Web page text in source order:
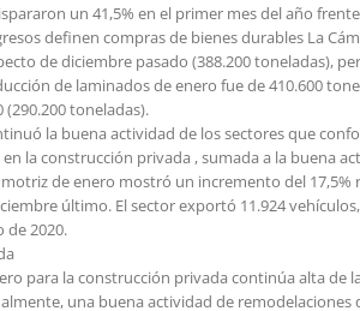
un 41,5% en el primer mes del año
definen compras de bienes durables La
de diciembre pasado (388.200 toneladas),
de laminados de enero fue de 410.600
(290.200 toneladas).
la buena actividad de los sectores que
la construcción privada , sumada a la buena
de enero mostró un incremento del 17,5%
último. El sector exportó 11.924
de 2020.
para la construcción privada continúa alta
una buena actividad de